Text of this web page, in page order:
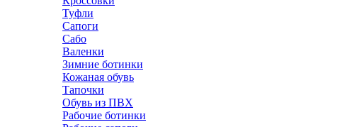
Туфли
Сапоги
Сабо
Валенки
Зимние ботинки
Кожаная обувь
Тапочки
Обувь из ПВХ
Рабочие ботинки